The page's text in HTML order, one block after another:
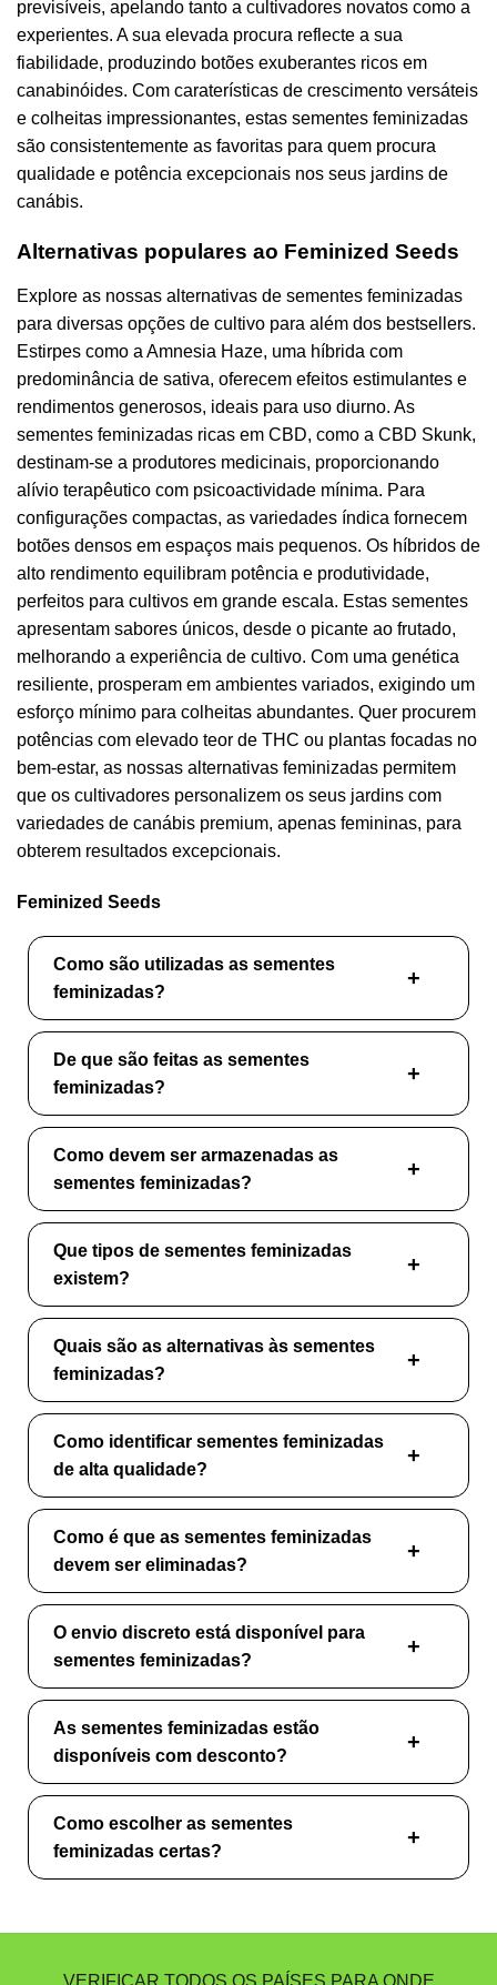
previsíveis, apelando tanto a cultivadores novatos como a
experientes. A sua elevada procura reflecte a sua
fiabilidade, produzindo botões exuberantes ricos em
canabinóides. Com caraterísticas de crescimento versáteis
e colheitas impressionantes, estas sementes feminizadas
são consistentemente as favoritas para quem procura
qualidade e potência excepcionais nos seus jardins de
canábis.
Alternativas populares ao Feminized Seeds
Explore as nossas alternativas de sementes feminizadas
para diversas opções de cultivo para além dos bestsellers.
Estirpes como a Amnesia Haze, uma híbrida com
predominância de sativa, oferecem efeitos estimulantes e
rendimentos generosos, ideais para uso diurno. As
sementes feminizadas ricas em CBD, como a CBD Skunk,
destinam-se a produtores medicinais, proporcionando
alívio terapêutico com psicoactividade mínima. Para
configurações compactas, as variedades índica fornecem
botões densos em espaços mais pequenos. Os híbridos de
alto rendimento equilibram potência e produtividade,
perfeitos para cultivos em grande escala. Estas sementes
apresentam sabores únicos, desde o picante ao frutado,
melhorando a experiência de cultivo. Com uma genética
resiliente, prosperam em ambientes variados, exigindo um
esforço mínimo para colheitas abundantes. Quer procurem
potências com elevado teor de THC ou plantas focadas no
bem-estar, as nossas alternativas feminizadas permitem
que os cultivadores personalizem os seus jardins com
variedades de canábis premium, apenas femininas, para
obterem resultados excepcionais.
Feminized Seeds
Como são utilizadas as sementes
feminizadas?
De que são feitas as sementes
feminizadas?
Como devem ser armazenadas as
sementes feminizadas?
Que tipos de sementes feminizadas
existem?
Quais são as alternativas às sementes
feminizadas?
Como identificar sementes feminizadas
de alta qualidade?
Como é que as sementes feminizadas
devem ser eliminadas?
O envio discreto está disponível para
sementes feminizadas?
As sementes feminizadas estão
disponíveis com desconto?
Como escolher as sementes
feminizadas certas?
VERIFICAR TODOS OS PAÍSES PARA ONDE